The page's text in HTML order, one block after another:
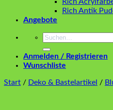
Rich Antik
Angebote
Suchen
Anmelden / Registrieren
Wunschliste
Start / Deko & Bastelartikel /